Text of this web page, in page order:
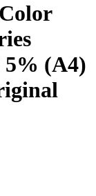
5% (A4)